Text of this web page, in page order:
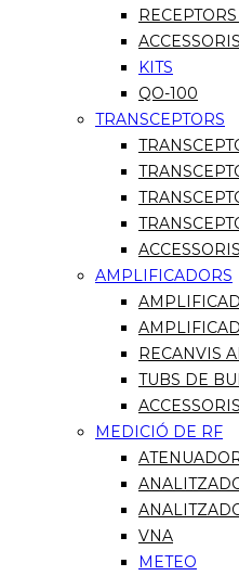
KITS
QO-100
TRANSCEPTORS
ACCESSORIS
AMPLIFICADORS
RECANVIS
TUBS DE
MEDICIÓ DE RF
VNA
METEO